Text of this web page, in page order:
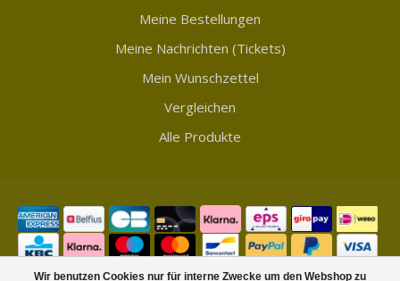
Wir benutzen Cookies nur für interne Zwecke um den Webshop zu
Meine Bestellungen
Meine Nachrichten (Tickets)
Mein Wunschzettel
Vergleichen
Alle Produkte